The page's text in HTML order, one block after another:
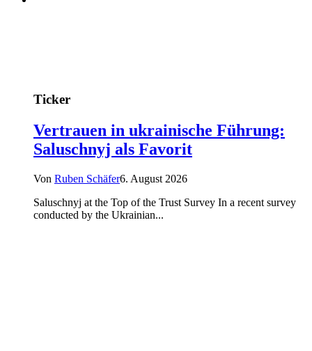
Ticker
Vertrauen in ukrainische Führung:
Saluschnyj als Favorit
Von Ruben Schäfer6. August 2026
Saluschnyj at the Top of the Trust Survey In a recent survey
conducted by the Ukrainian...